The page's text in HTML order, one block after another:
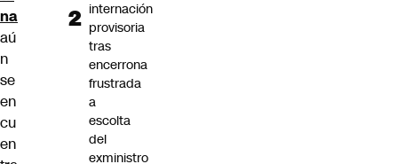
na
aú
n
se
en
cu
en
internación
provisoria
tras
encerrona
frustrada
a
escolta
del
exministro